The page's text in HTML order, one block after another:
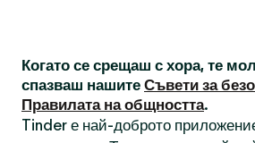
Когато се срещаш с хора, те
спазваш нашите Съвети за
Правилата на общността.
Tinder е най-доброто